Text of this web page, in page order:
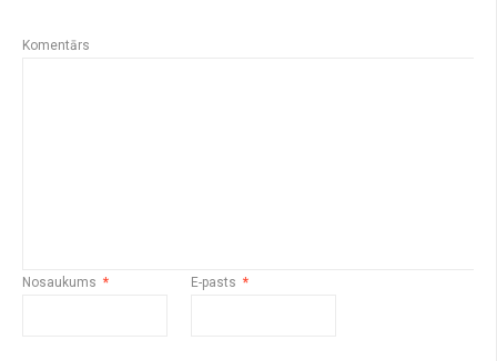
Komentārs
Nosaukums * E-pasts *